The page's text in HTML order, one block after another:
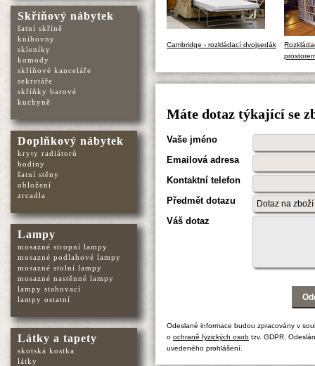
Cambridge - rozkládací dvojsedák
Máte dotaz týkající se
Vaše jméno
Emailová adresa
Kontaktní telefon
Předmět dotazu
Váš dotaz
Odeslané informace budou zpracovány v
o ochraně fyzických osobtzv. GDPR.
uvedeného prohlášení.
Skříňový nábytek
šatní skříně
knihovny
skleníky
komody
skříňové kanceláře
sekretáře
skříňky barové
kuchyně
Doplňkový nábytek
kryty radiátorů
hodiny
šatní stěny
obložení
zrcadla
Lampy
mosazné stropní lampy
mosazné podlahové lampy
mosazné stolní lampy
mosazné nastěnné lampy
lampy stahovací
lampy ostatní
Látky a tapety
skotská kostka
látky